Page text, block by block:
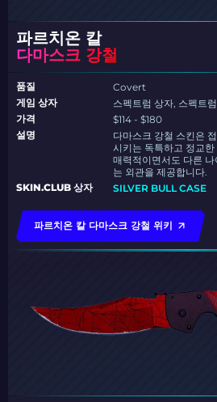
파르치온 칼
다마스크 강철
품질
Covert
게임 상자
스펙트럼 상자, 스펙트
가격
$114 - $180
설명
다마스크 강철 스킨은
시키는 독특하고 정교
매력적이면서도 다른
는 외관을 제공합니다.
SKIN.CLUB 상자
SILVER BULL CASE
파르치온 칼 다마스크 강철 위키